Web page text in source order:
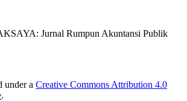
Jurnal Rumpun Akuntansi Publik
under a Creative Commons Attribution 4.0
.